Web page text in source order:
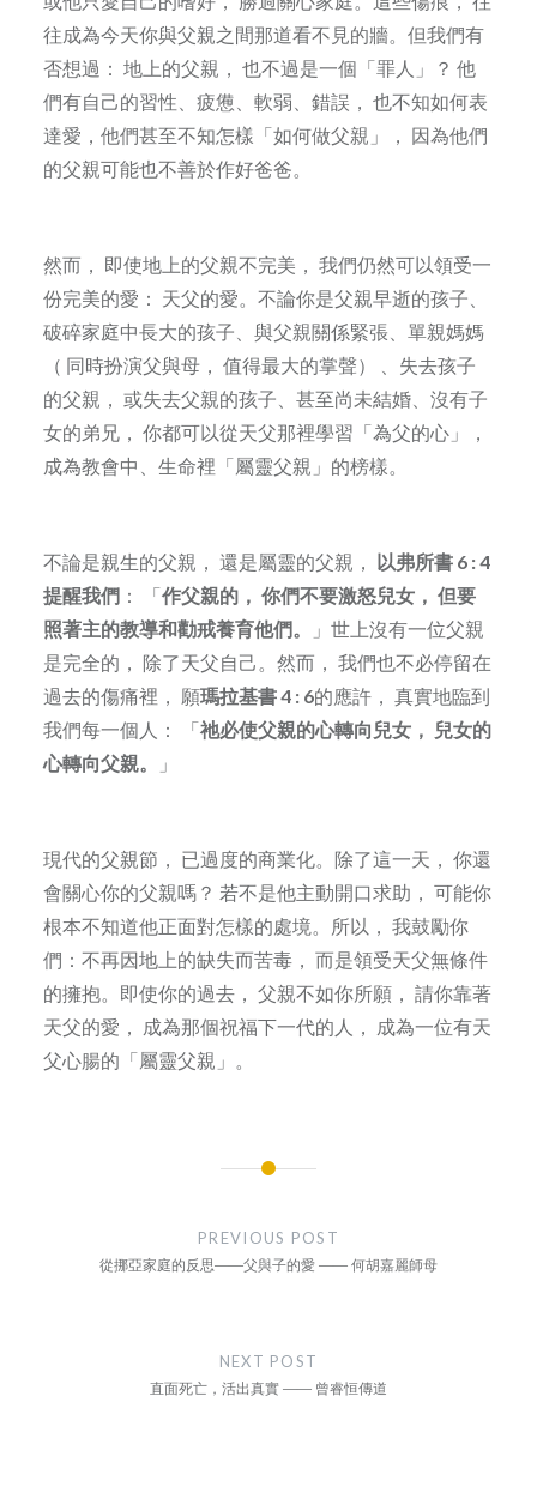
往成為今天你與父親之間那道看不見的牆。但我們有
否想過： 地上的父親， 也不過是一個「罪人」？ 他
們有自己的習性、疲憊、軟弱、錯誤， 也不知如何表
達愛，他們甚至不知怎樣「如何做父親」， 因為他們
的父親可能也不善於作好爸爸。
然而， 即使地上的父親不完美， 我們仍然可以領受一
份完美的愛： 天父的愛。不論你是父親早逝的孩子、
破碎家庭中長大的孩子、與父親關係緊張、單親媽媽
（ 同時扮演父與母， 值得最大的掌聲） 、失去孩子
的父親， 或失去父親的孩子、甚至尚未結婚、沒有子
女的弟兄， 你都可以從天父那裡學習「為父的心」，
成為教會中、生命裡「屬靈父親」的榜樣。
不論是親生的父親， 還是屬靈的父親， 以弗所書 6 : 4
提醒我們： 「作父親的， 你們不要激怒兒女， 但要
照著主的教導和勸戒養育他們。
」世上沒有一位父親
是完全的， 除了天父自己。然而， 我們也不必停留在
過去的傷痛裡， 願瑪拉基書 4 : 6的應許， 真實地臨到
我們每一個人： 「祂必使父親的心轉向兒女， 兒女的
心轉向父親。
」
現代的父親節， 已過度的商業化。除了這一天， 你還
會關心你的父親嗎？ 若不是他主動開口求助， 可能你
根本不知道他正面對怎樣的處境。所以， 我鼓勵你
們：不再因地上的缺失而苦毒， 而是領受天父無條件
的擁抱。即使你的過去， 父親不如你所願， 請你靠著
天父的愛， 成為那個祝福下一代的人， 成為一位有天
父心腸的「屬靈父親」。
PREVIOUS POST
從挪亞家庭的反思——父與子的愛 —— 何胡嘉麗師母
NEXT POST
直面死亡，活出真實 —— 曾睿恒傳道